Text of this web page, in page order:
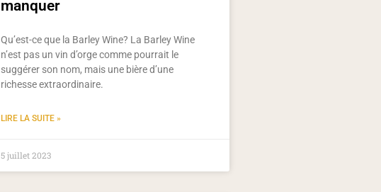
manquer
Qu’est-ce que la Barley Wine? La Barley Wine
n’est pas un vin d’orge comme pourrait le
suggérer son nom, mais une bière d’une
richesse extraordinaire.
LIRE LA SUITE »
5 juillet 2023